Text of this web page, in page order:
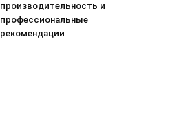
производительность и
профессиональные
рекомендации